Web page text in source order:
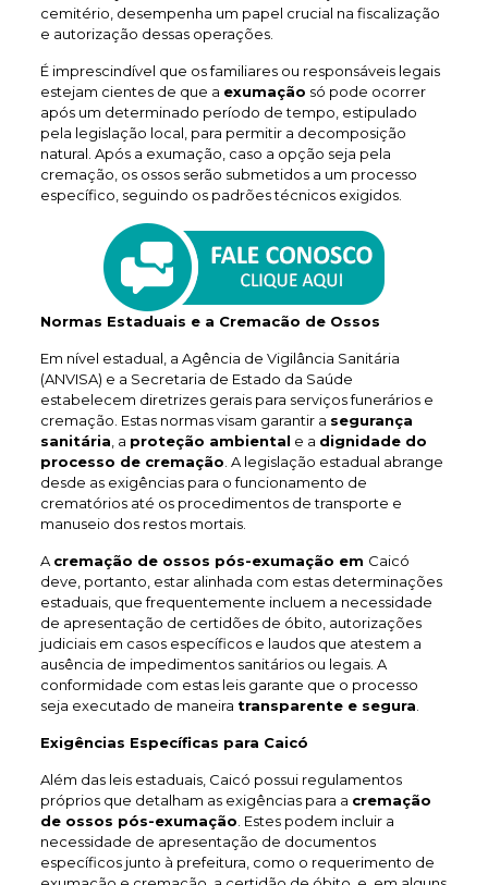
cemitério, desempenha um papel crucial na fiscalização
e autorização dessas operações.
É imprescindível que os familiares ou responsáveis legais
estejam cientes de que a exumação só pode ocorrer
após um determinado período de tempo, estipulado
pela legislação local, para permitir a decomposição
natural. Após a exumação, caso a opção seja pela
cremação, os ossos serão submetidos a um processo
específico, seguindo os padrões técnicos exigidos.
Normas Estaduais e a Cremacão de Ossos
Em nível estadual, a Agência de Vigilância Sanitária
(ANVISA) e a Secretaria de Estado da Saúde
estabelecem diretrizes gerais para serviços funerários e
cremação. Estas normas visam garantir a segurança
sanitária , a proteção ambiental e a dignidade do
processo de cremação . A legislação estadual abrange
desde as exigências para o funcionamento de
crematórios até os procedimentos de transporte e
manuseio dos restos mortais.
A cremação de ossos pós-exumação em Caicó
deve, portanto, estar alinhada com estas determinações
estaduais, que frequentemente incluem a necessidade
de apresentação de certidões de óbito, autorizações
judiciais em casos específicos e laudos que atestem a
ausência de impedimentos sanitários ou legais. A
conformidade com estas leis garante que o processo
seja executado de maneira transparente e segura
Exigências Específicas para Caicó
Além das leis estaduais, Caicó possui regulamentos
próprios que detalham as exigências para a cremação
de ossos pós-exumação . Estes podem incluir a
necessidade de apresentação de documentos
específicos junto à prefeitura, como o requerimento de